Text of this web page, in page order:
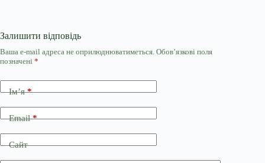
Залишити відповідь
Ваша e-mail адреса не оприлюднюватиметься. Обов’язкові поля
позначені *
Ім’я*
Email*
Сайт